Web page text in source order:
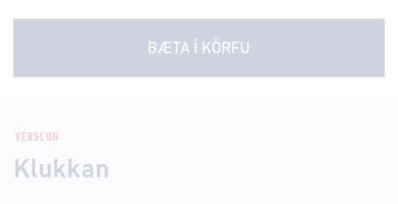
BÆTA Í KÖRFU
VERSLUN
Klukkan